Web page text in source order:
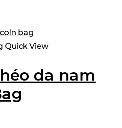
Quick View
da nam